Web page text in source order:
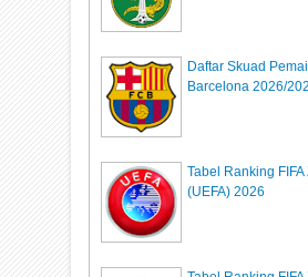
Daftar Skuad
Barcelona 2026/
Tabel Ranking
(UEFA) 2026